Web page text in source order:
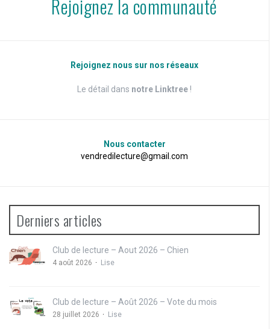
Rejoignez la communauté
Rejoignez nous sur nos réseaux
Le détail dans notre Linktree !
Nous contacter
vendredilecture@gmail.com
Derniers articles
Club de lecture – Aout 2026 – Chien
4 août 2026 Lise
Club de lecture – Août 2026 – Vote du mois
28 juillet 2026 Lise